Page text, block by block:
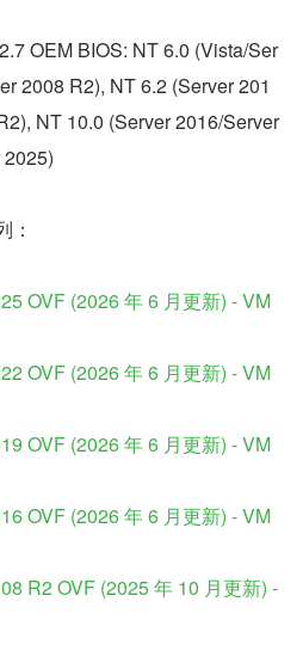
OEM BIOS: NT 6.0 (Vista/Ser
2008 R2), NT 6.2 (Server 201
NT 10.0 (Server 2016/Server
：
OVF (2026 年 6 月更新) - VM
OVF (2026 年 6 月更新) - VM
OVF (2026 年 6 月更新) - VM
OVF (2026 年 6 月更新) - VM
R2 OVF (2025 年 10 月更新) -